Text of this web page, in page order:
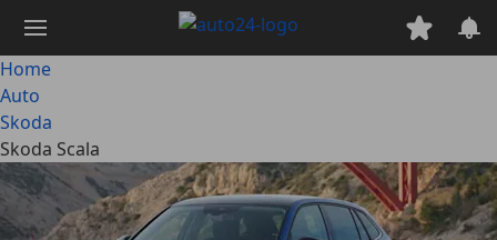
contenuto
principale
Home
Auto
Skoda
Skoda Scala